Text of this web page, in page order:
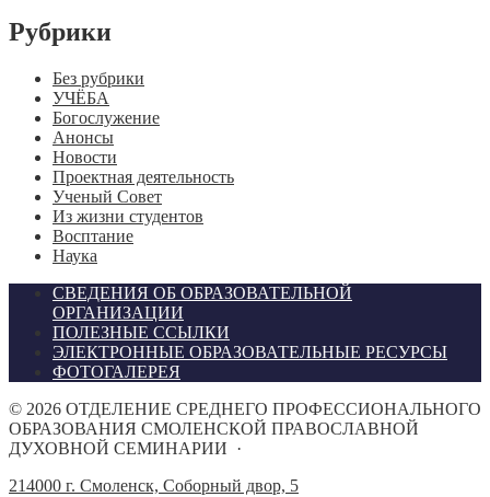
Рубрики
Без рубрики
УЧЁБА
Богослужение
Анонсы
Новости
Проектная деятельность
Ученый Совет
Из жизни студентов
Восптание
Наука
СВЕДЕНИЯ ОБ ОБРАЗОВАТЕЛЬНОЙ
ОРГАНИЗАЦИИ
ПОЛЕЗНЫЕ ССЫЛКИ
ЭЛЕКТРОННЫЕ ОБРАЗОВАТЕЛЬНЫЕ РЕСУРСЫ
ФОТОГАЛЕРЕЯ
© 2026 ОТДЕЛЕНИЕ СРЕДНЕГО ПРОФЕССИОНАЛЬНОГО
ОБРАЗОВАНИЯ СМОЛЕНСКОЙ ПРАВОСЛАВНОЙ
ДУХОВНОЙ СЕМИНАРИИ ·
214000 г. Смоленск, Соборный двор, 5